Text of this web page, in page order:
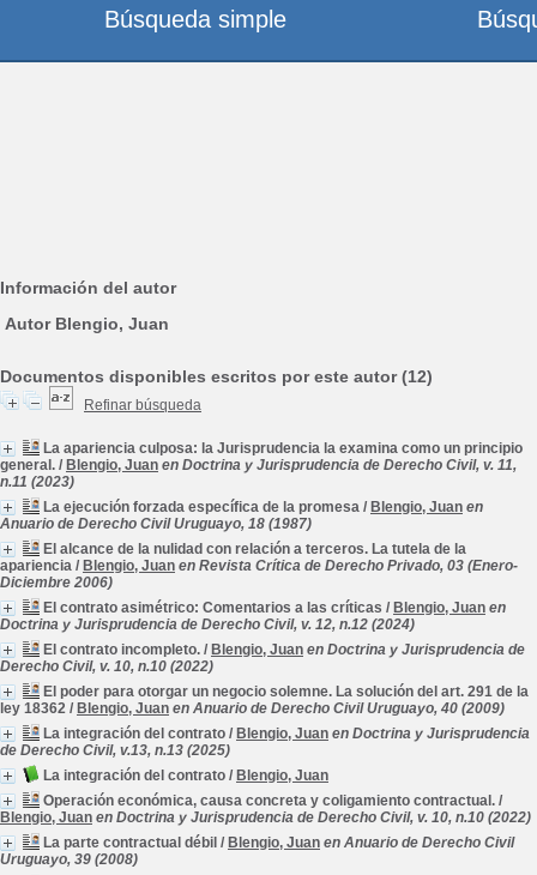
Información del autor
Autor Blengio, Juan
Documentos disponibles escritos por este autor (12)
Refinar búsqueda
La apariencia culposa: la Jurisprudencia la examina como un principio
general. / Blengio, Juan en Doctrina y Jurisprudencia de Derecho Civil, v. 11,
n.11 (2023)
La ejecución forzada específica de la promesa / Blengio, Juan en
Anuario de Derecho Civil Uruguayo, 18 (1987)
El alcance de la nulidad con relación a terceros. La tutela de la
apariencia / Blengio, Juan en Revista Crítica de Derecho Privado, 03 (Enero-
Diciembre 2006)
El contrato asimétrico: Comentarios a las críticas / Blengio, Juan en
Doctrina y Jurisprudencia de Derecho Civil, v. 12, n.12 (2024)
El contrato incompleto. / Blengio, Juan en Doctrina y Jurisprudencia de
Derecho Civil, v. 10, n.10 (2022)
El poder para otorgar un negocio solemne. La solución del art. 291 de la
ley 18362 / Blengio, Juan en Anuario de Derecho Civil Uruguayo, 40 (2009)
La integración del contrato / Blengio, Juan en Doctrina y Jurisprudencia
de Derecho Civil, v.13, n.13 (2025)
La integración del contrato / Blengio, Juan
Operación económica, causa concreta y coligamiento contractual. /
Blengio, Juan en Doctrina y Jurisprudencia de Derecho Civil, v. 10, n.10 (2022)
La parte contractual débil / Blengio, Juan en Anuario de Derecho Civil
Uruguayo, 39 (2008)
Búsqueda simple